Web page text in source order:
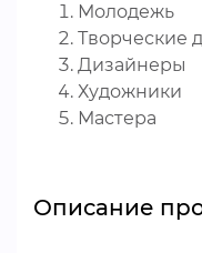
Молодежь
Творческие
Дизайнеры
Художники
Мастера
Описание